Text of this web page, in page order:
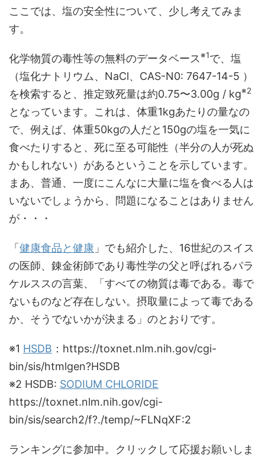
ここでは、塩の安全性について、少し考えてみま
す。
化学物質の毒性等の無料のデータベース※1で、塩
（塩化ナトリウム、NaCl、CAS-N0: 7647-14-5 ）
を検索すると、推定致死量は約0.75〜3.00g / kg※2
となっています。これは、体重1kgあたりの量なの
で、例えば、体重50kgの人だと150gの塩を一気に
食べたりすると、死に至る可能性（半分の人が死ぬ
かもしれない）があるということを示しています。
まあ、普通、一度にこんなに大量に塩を食べる人は
いないでしょうから、問題になることはありません
が・・・
「 健康食品と健康 」でも紹介した、16世紀のスイス
の医師、錬金術師であり毒性学の父と呼ばれるパラ
ケルススの言葉、「すべての物質は毒である。毒で
ないものなど存在しない。摂取量によって毒である
か、そうでないかが決まる」のとおりです。
※1 HSDB ：https://toxnet.nlm.nih.gov/cgi-
bin/sis/htmlgen?HSDB
※2 HSDB: SODIUM CHLORIDE
https://toxnet.nlm.nih.gov/cgi-
bin/sis/search2/f?./temp/~FLNqXF:2
ランキングに参加中。クリックして応援お願いしま